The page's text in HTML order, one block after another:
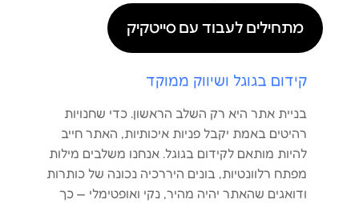
מתחילים לעבוד עם סייטקיק
קידום בגוגל ושיווק ממוקד
בניית אתר היא רק השלב הראשון. כדי שחנויות
רהיטים באמת יקבל פניות איכותיות, האתר חייב
להיות מותאם לקידום בגוגל. אנחנו משלבים מילות
מפתח רלוונטיות, בונים היררכיה נכונה של כותרות
ודואגים שהאתר יהיה מהיר, נקי ואופטימלי — כך